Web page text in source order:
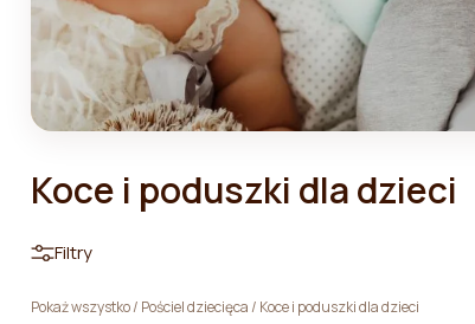
Koce i poduszki dla dzieci
Filtry
Pokaż wszystko/ Pościel dziecięca/ Koce i poduszki dla dzieci